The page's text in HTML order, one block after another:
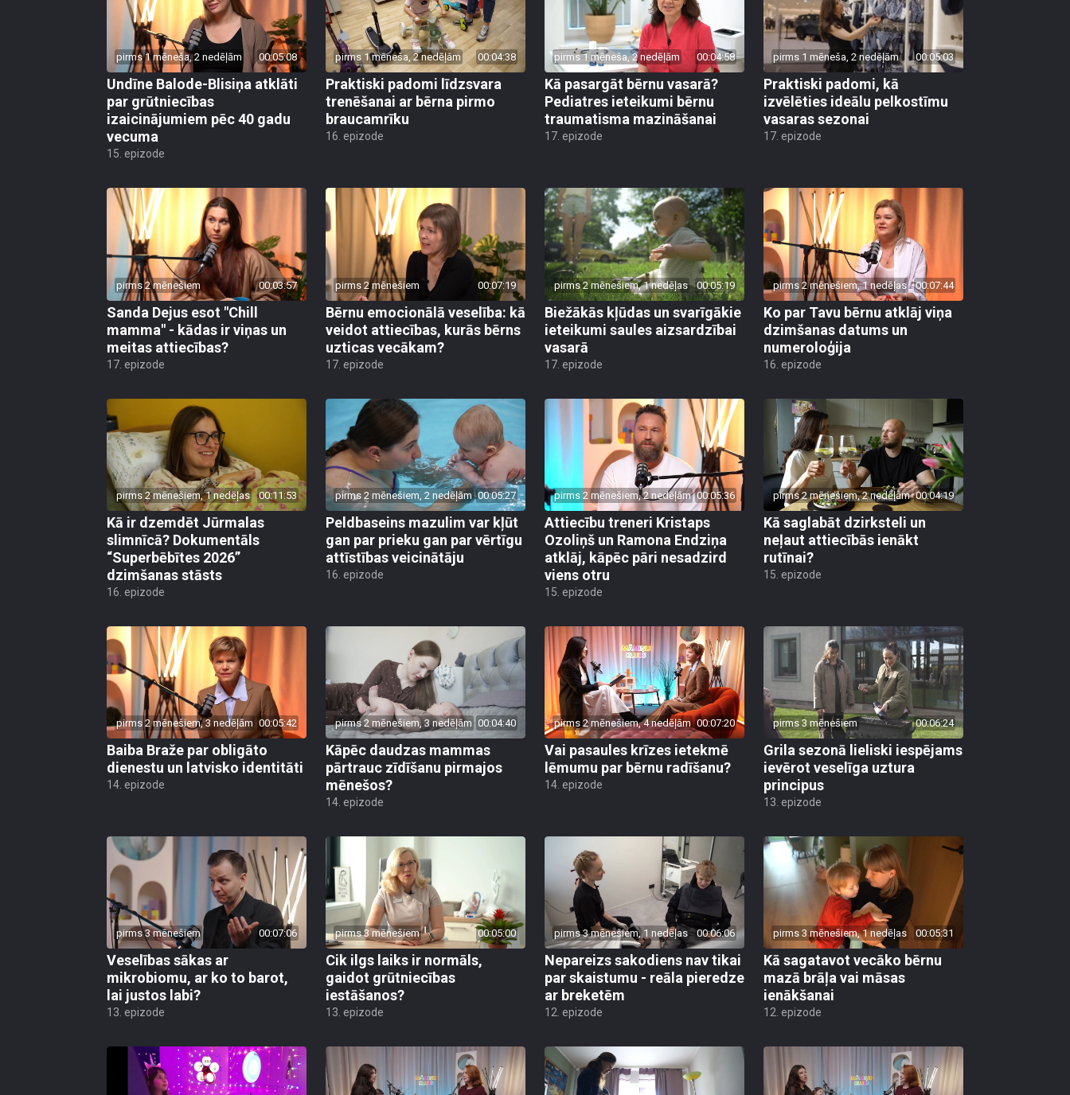
pirms 1 mēneša, 2 nedēļām 00:05:08
Undīne Balode-Blisiņa atklāti
par grūtniecības
izaicinājumiem pēc 40 gadu
vecuma
15. epizode
pirms 1 mēneša, 2 nedēļām 00:04:38
Praktiski padomi līdzsvara
trenēšanai ar bērna pirmo
braucamrīku
16. epizode
pirms 1 mēneša, 2 nedēļām 00:04:58
Kā pasargāt bērnu vasarā?
Pediatres ieteikumi bērnu
traumatisma mazināšanai
17. epizode
pirms 1 mēneša, 2 nedēļām 00:05:03
Praktiski padomi, kā
izvēlēties ideālu pelkostīmu
vasaras sezonai
17. epizode
pirms 2 mēnešiem 00:03:57
Sanda Dejus esot "Chill
mamma" - kādas ir viņas un
meitas attiecības?
17. epizode
pirms 2 mēnešiem 00:07:19
Bērnu emocionālā veselība: kā
veidot attiecības, kurās bērns
uzticas vecākam?
17. epizode
pirms 2 mēnešiem, 1 nedēļas 00:05:19
Biežākās kļūdas un svarīgākie
ieteikumi saules aizsardzībai
vasarā
17. epizode
pirms 2 mēnešiem, 1 nedēļas 00:07:44
Ko par Tavu bērnu atklāj viņa
dzimšanas datums un
numeroloģija
16. epizode
pirms 2 mēnešiem, 1 nedēļas 00:11:53
Kā ir dzemdēt Jūrmalas
slimnīcā? Dokumentāls
“Superbēbītes 2026”
dzimšanas stāsts
16. epizode
pirms 2 mēnešiem, 2 nedēļām 00:05:27
Peldbaseins mazulim var kļūt
gan par prieku gan par vērtīgu
attīstības veicinātāju
16. epizode
pirms 2 mēnešiem, 2 nedēļām 00:05:36
Attiecību treneri Kristaps
Ozoliņš un Ramona Endziņa
atklāj, kāpēc pāri nesadzird
viens otru
15. epizode
pirms 2 mēnešiem, 2 nedēļām 00:04:19
Kā saglabāt dzirksteli un
neļaut attiecībās ienākt
rutīnai?
15. epizode
pirms 2 mēnešiem, 3 nedēļām 00:05:42
Baiba Braže par obligāto
dienestu un latvisko identitāti
14. epizode
pirms 2 mēnešiem, 3 nedēļām 00:04:40
Kāpēc daudzas mammas
pārtrauc zīdīšanu pirmajos
mēnešos?
14. epizode
pirms 2 mēnešiem, 4 nedēļām 00:07:20
Vai pasaules krīzes ietekmē
lēmumu par bērnu radīšanu?
14. epizode
pirms 3 mēnešiem 00:06:24
Grila sezonā lieliski iespējams
ievērot veselīga uztura
principus
13. epizode
pirms 3 mēnešiem 00:07:06
Veselības sākas ar
mikrobiomu, ar ko to barot,
lai justos labi?
13. epizode
pirms 3 mēnešiem 00:05:00
Cik ilgs laiks ir normāls,
gaidot grūtniecības
iestāšanos?
13. epizode
pirms 3 mēnešiem, 1 nedēļas 00:06:06
Nepareizs sakodiens nav tikai
par skaistumu - reāla pieredze
ar breketēm
12. epizode
pirms 3 mēnešiem, 1 nedēļas 00:05:31
Kā sagatavot vecāko bērnu
mazā brāļa vai māsas
ienākšanai
12. epizode